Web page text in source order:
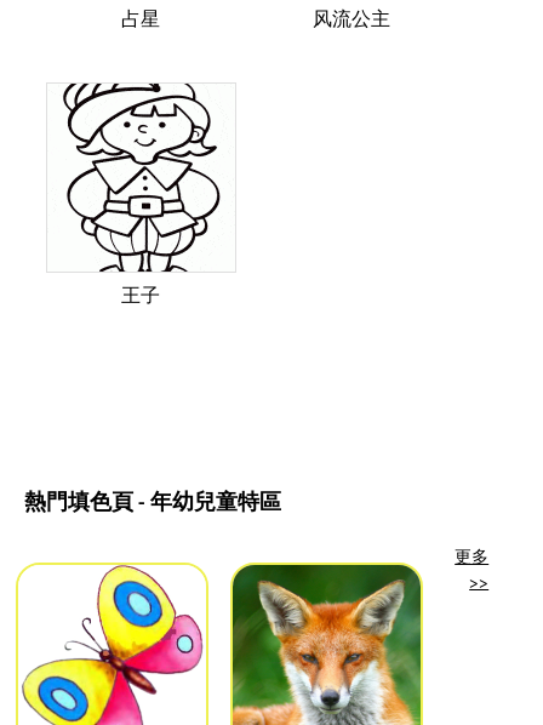
占星 风流公主
王子
熱門填色頁 - 年幼兒童特區
更多
>>